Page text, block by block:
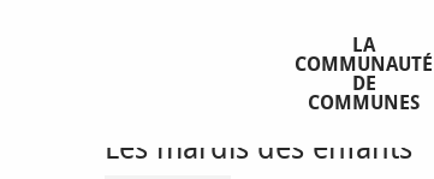
LA
COMMUNAUTÉ
DE
COMMUNES
Tuesday 11 august from 15:00 to 17:00
Les mardis des enfants